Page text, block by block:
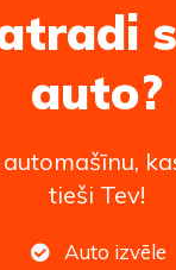
auto?
tieši Tev!
Auto izvēle